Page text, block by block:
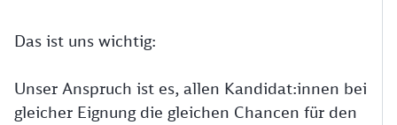
Das ist uns wichtig:
Unser Anspruch ist es, allen Kandidat:innen bei
gleicher Eignung die gleichen Chancen für den